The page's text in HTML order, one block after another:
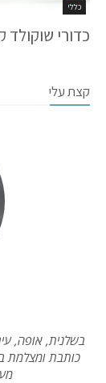
כללי
כדורי שוקולד
קצת עלי
בשלנית, אופה,
כותבת ומצלמת